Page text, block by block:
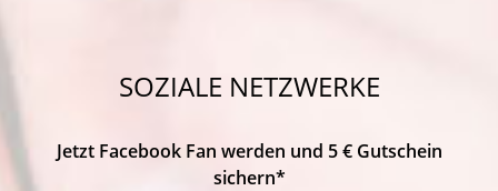
SOZIALE NETZWERKE
Jetzt Facebook Fan werden und 5 € Gutschein
sichern*